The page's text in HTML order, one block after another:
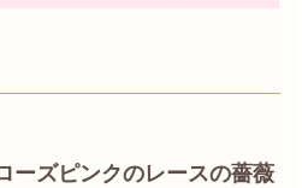
ーズピンクのレースの薔薇